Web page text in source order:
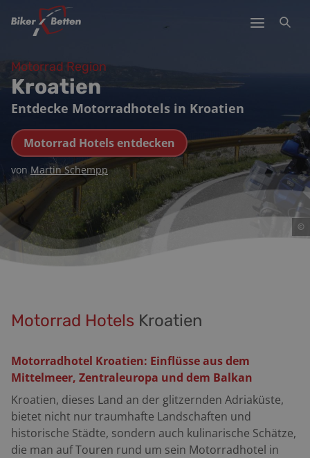
©
Motorrad Region
Kroatien
Entdecke Motorradhotels in Kroatien
Motorrad Hotels entdecken
von Martin Schempp
Motorrad Hotels Kroatien
Motorradhotel Kroatien: Einflüsse aus dem
Mittelmeer, Zentraleuropa und dem Balkan
Kroatien, dieses Land an der glitzernden Adriaküste,
bietet nicht nur traumhafte Landschaften und
historische Städte, sondern auch kulinarische Schätze,
die man auf Touren rund um sein Motorradhotel in